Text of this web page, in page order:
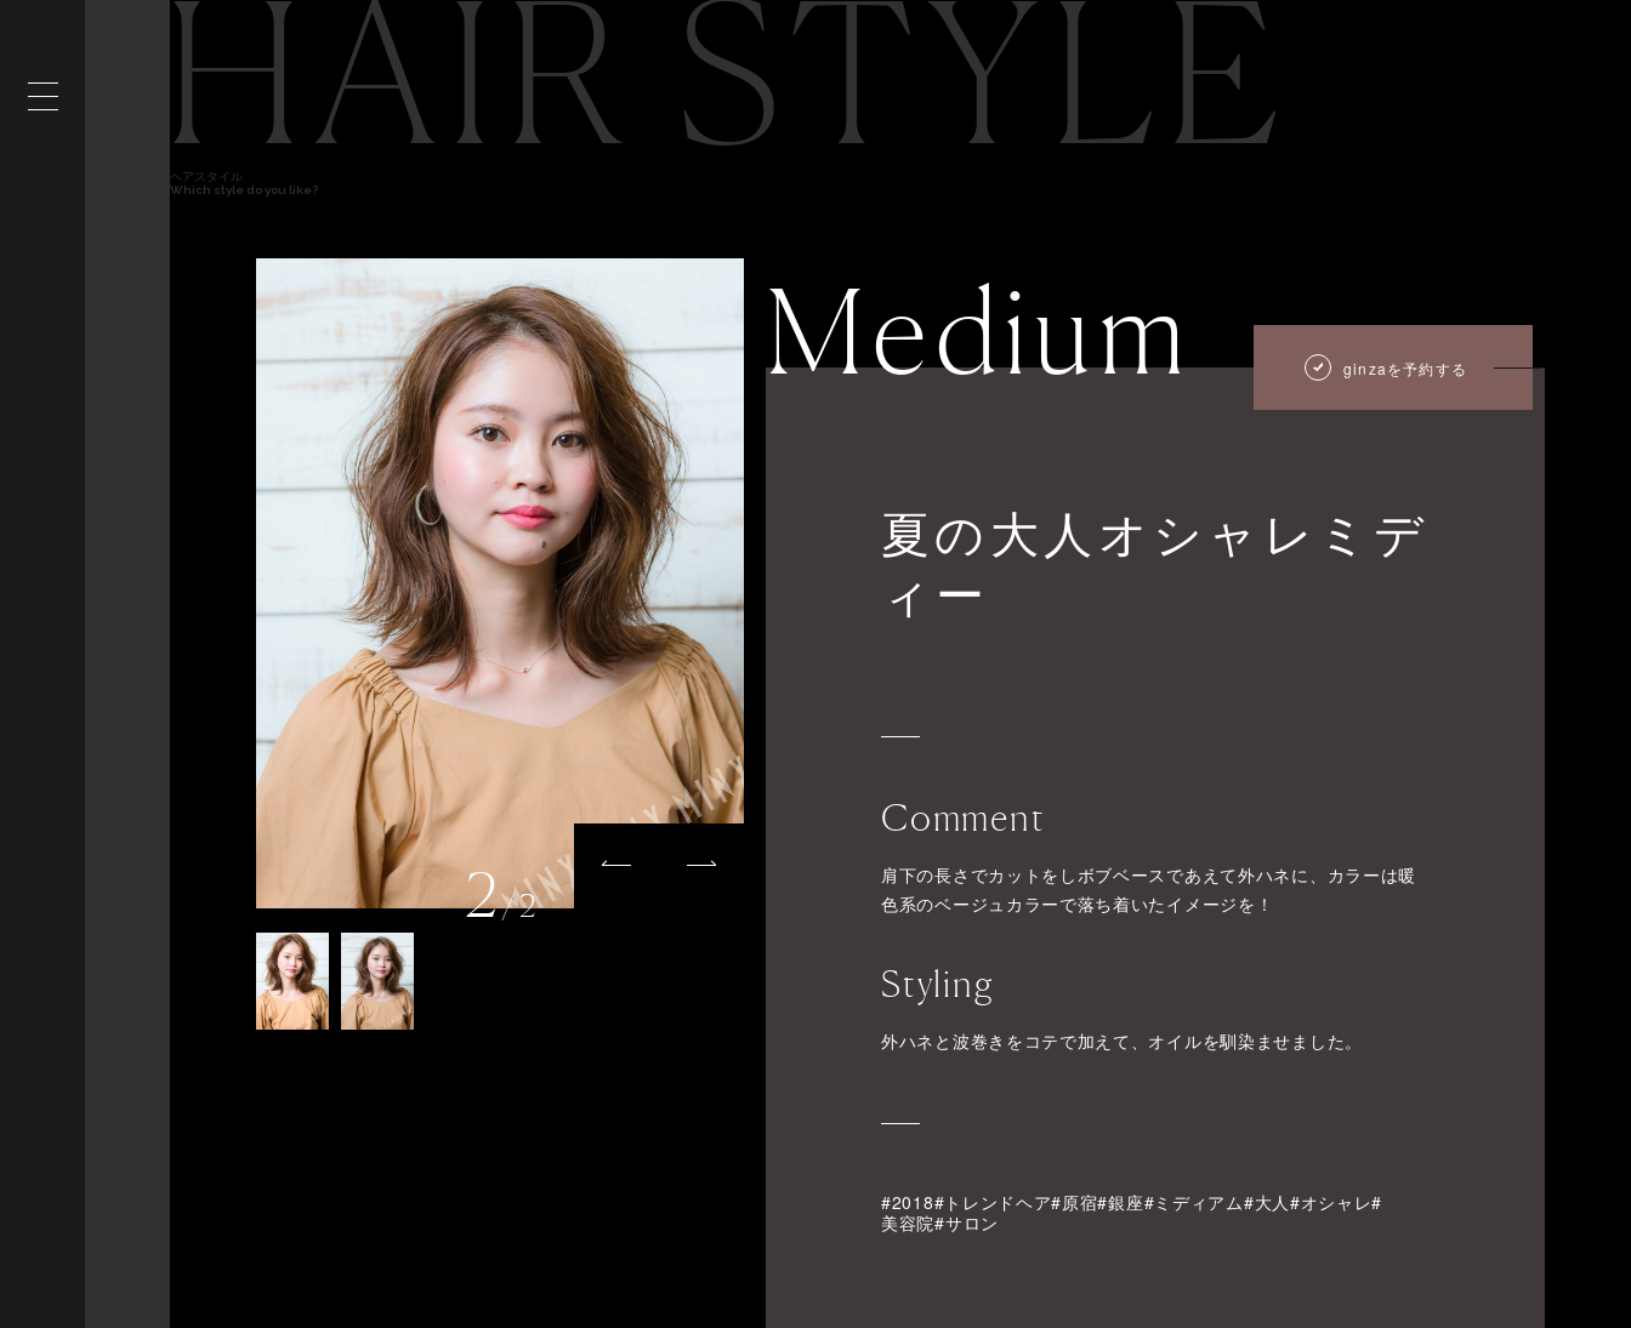
HAIR STYLE
ヘアスタイル
Which style do you like?
2/2
Medium ginzaを予約する
夏の大人オシャレミデ
ィー
Comment
肩下の長さでカットをしボブベースであえて外ハネに、カラーは暖
色系のベージュカラーで落ち着いたイメージを！
Styling
外ハネと波巻きをコテで加えて、オイルを馴染ませました。
#2018#トレンドヘア#原宿#銀座#ミディアム#大人#オシャレ#
美容院#サロン